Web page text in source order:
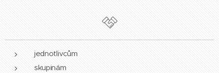
jednotlivcům
skupinám